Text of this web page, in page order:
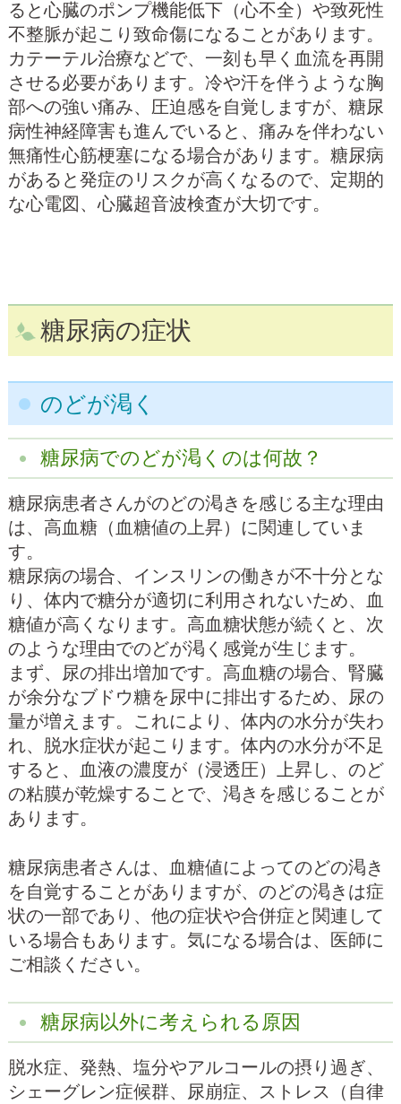
ると心臓のポンプ機能低下（心不全）や致死性
不整脈が起こり致命傷になることがあります。
カテーテル治療などで、一刻も早く血流を再開
させる必要があります。冷や汗を伴うような胸
部への強い痛み、圧迫感を自覚しますが、糖尿
病性神経障害も進んでいると、痛みを伴わない
無痛性心筋梗塞になる場合があります。糖尿病
があると発症のリスクが高くなるので、定期的
な心電図、心臓超音波検査が大切です。
糖尿病の症状
のどが渇く
糖尿病でのどが渇くのは何故？
糖尿病患者さんがのどの渇きを感じる主な理由
は、高血糖（血糖値の上昇）に関連していま
す。
糖尿病の場合、インスリンの働きが不十分とな
り、体内で糖分が適切に利用されないため、血
糖値が高くなります。高血糖状態が続くと、次
のような理由でのどが渇く感覚が生じます。
まず、尿の排出増加です。高血糖の場合、腎臓
が余分なブドウ糖を尿中に排出するため、尿の
量が増えます。これにより、体内の水分が失わ
れ、脱水症状が起こります。体内の水分が不足
すると、血液の濃度が（浸透圧）上昇し、のど
の粘膜が乾燥することで、渇きを感じることが
あります。
糖尿病患者さんは、血糖値によってのどの渇き
を自覚することがありますが、のどの渇きは症
状の一部であり、他の症状や合併症と関連して
いる場合もあります。気になる場合は、医師に
ご相談ください。
糖尿病以外に考えられる原因
脱水症、発熱、塩分やアルコールの摂り過ぎ、
シェーグレン症候群、尿崩症、ストレス（自律